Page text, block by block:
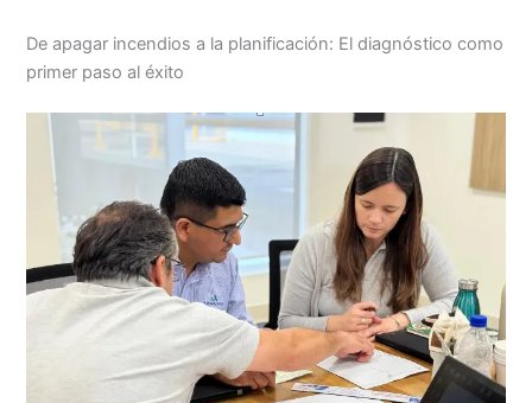
De apagar incendios a la planificación: El diagnóstico como
primer paso al éxito